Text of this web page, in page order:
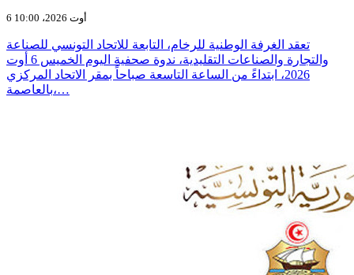
6 أوت 2026، 10:00
تعقد الغرفة الوطنية للرخام، التابعة للاتحاد التونسي للصناعة
والتجارة والصناعات التقليدية، ندوة صحفية اليوم الخميس 6 أوت
2026، ابتداءً من الساعة التاسعة صباحاً بمقر الاتحاد المركزي
بالعاصمة،…